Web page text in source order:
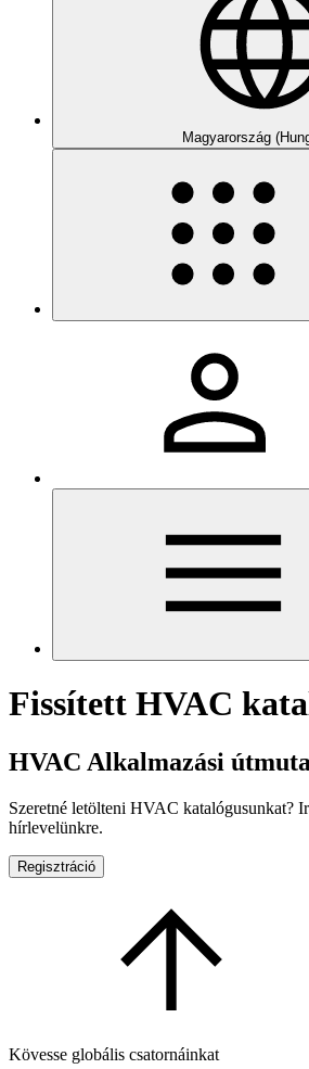
Magyarország
Fissített HVAC
HVAC Alkalmazási
Szeretné letölteni HVAC katalógusunkat?
hírlevelünkre.
Regisztráció
Kövesse globális csatornáinkat